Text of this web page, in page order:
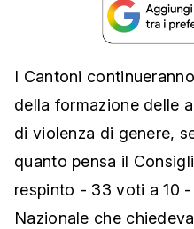
I Cantoni
della formazione delle
di violenza di genere,
quanto pensa il
respinto - 33 voti a 10
Nazionale che